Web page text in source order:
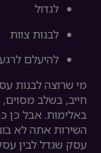
לגדול
לבנות צוות
להיעלם
מי שרוצה לבנות
חייב, בשלב מסוים,
באלימות. אבל כן
השירות אתה לא
עסק שגדל לבין